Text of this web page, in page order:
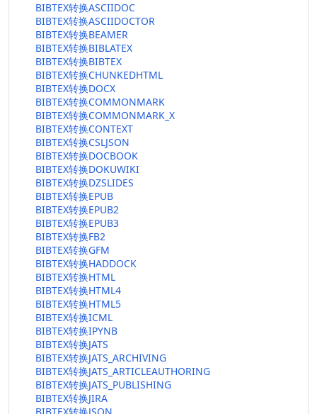
BIBTEX转换ASCIIDOC
BIBTEX转换ASCIIDOCTOR
BIBTEX转换BEAMER
BIBTEX转换BIBLATEX
BIBTEX转换BIBTEX
BIBTEX转换CHUNKEDHTML
BIBTEX转换DOCX
BIBTEX转换COMMONMARK
BIBTEX转换COMMONMARK_X
BIBTEX转换CONTEXT
BIBTEX转换CSLJSON
BIBTEX转换DOCBOOK
BIBTEX转换DOKUWIKI
BIBTEX转换DZSLIDES
BIBTEX转换EPUB
BIBTEX转换EPUB2
BIBTEX转换EPUB3
BIBTEX转换FB2
BIBTEX转换GFM
BIBTEX转换HADDOCK
BIBTEX转换HTML
BIBTEX转换HTML4
BIBTEX转换HTML5
BIBTEX转换ICML
BIBTEX转换IPYNB
BIBTEX转换JATS
BIBTEX转换JATS_ARCHIVING
BIBTEX转换JATS_ARTICLEAUTHORING
BIBTEX转换JATS_PUBLISHING
BIBTEX转换JIRA